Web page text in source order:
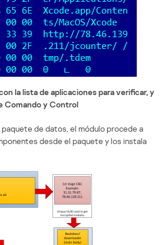
la lista de aplicaciones para verificar, y
Comando y Control
paquete de datos, el módulo procede a
desde el paquete y los instala